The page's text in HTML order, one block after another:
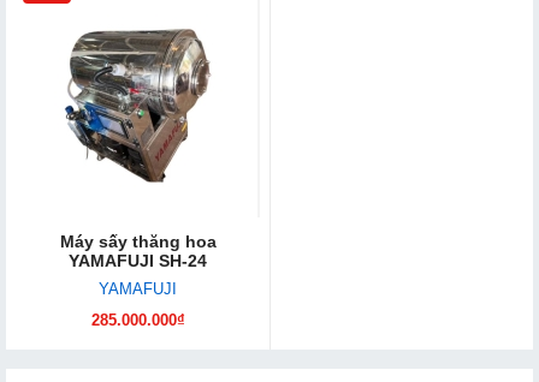
Máy sấy thăng hoa
YAMAFUJI SH-24
YAMAFUJI
285.000.000₫